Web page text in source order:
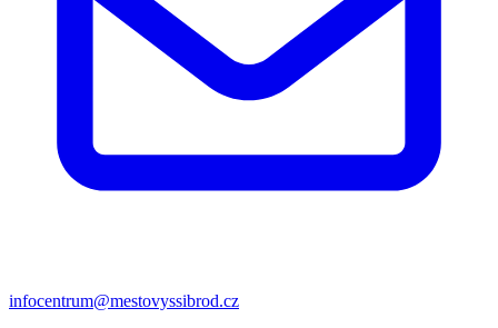
infocentrum@mestovyssibrod.cz